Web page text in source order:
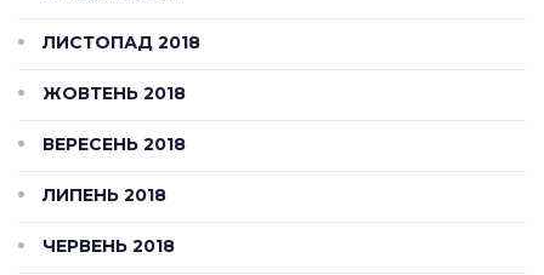
ЛИСТОПАД 2018
ЖОВТЕНЬ 2018
ВЕРЕСЕНЬ 2018
ЛИПЕНЬ 2018
ЧЕРВЕНЬ 2018